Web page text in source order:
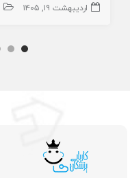
اردیبهشت ۱۹, ۱۴۰۵